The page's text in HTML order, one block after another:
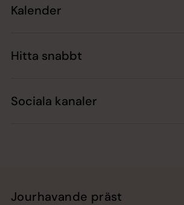
Kalender
Hitta snabbt
Sociala kanaler
Jourhavande präst